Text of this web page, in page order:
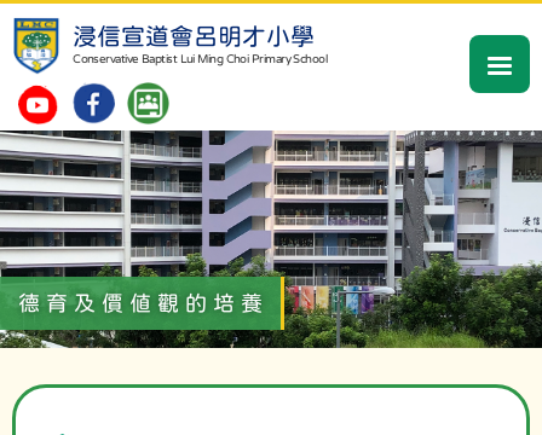
浸信宣道會呂明才小學
Conservative Baptist Lui Ming Choi Primary School
德育及價值觀的培養